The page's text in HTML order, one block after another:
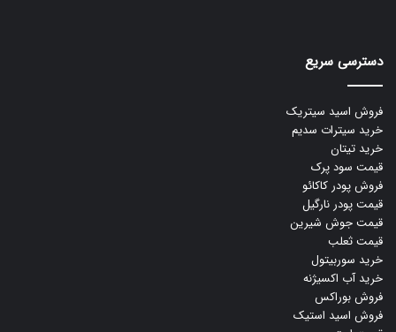
دسترسی سریع
فروش اسید سیتریک
خرید سیترات سدیم
خرید تیتان
قیمت سود پرک
فروش پودر کاکائو
قیمت پودر نارگیل
قیمت جوش شیرین
قیمت ثعلب
خرید سوربیتول
خرید آب اکسیژنه
فروش بوراکس
فروش اسید استیک